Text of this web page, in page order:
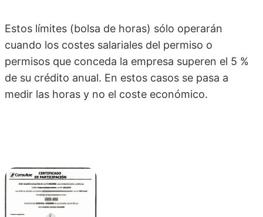
Estos límites (bolsa de horas) sólo operarán
cuando los costes salariales del permiso o
permisos que conceda la empresa superen el 5 %
de su crédito anual. En estos casos se pasa a
medir las horas y no el coste económico.